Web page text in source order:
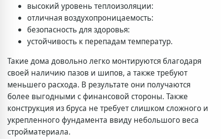
высокий уровень теплоизоляции:
отличная воздухопроницаемость:
безопасность для здоровья:
устойчивость к перепадам температур.
Такие дома довольно легко монтируются благодаря
своей наличию пазов и шипов, а также требуют
меньшего расхода. В результате они получаются
более выгодными с финансовой стороны. Также
конструкция из бруса не требует слишком сложного и
укрепленного фундамента ввиду небольшого веса
стройматериала.